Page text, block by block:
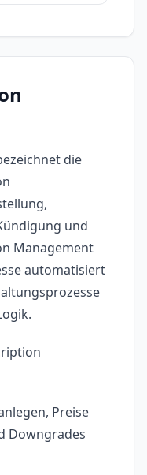
die
und
Management
automatisiert
Preise
Downgrades